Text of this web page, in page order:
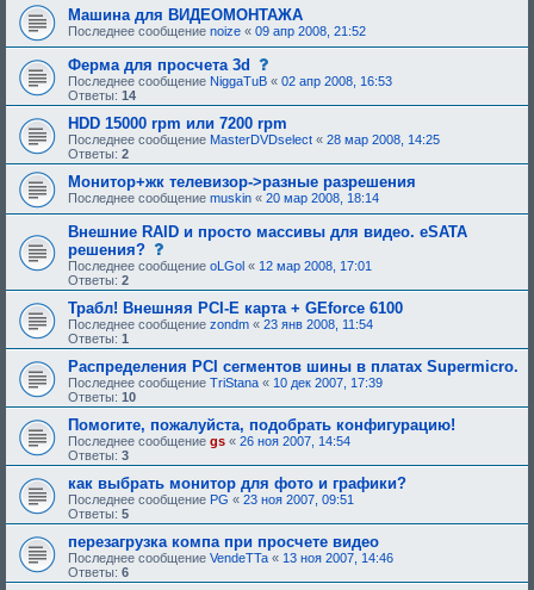
Машина для ВИДЕОМОНТАЖА
Последнее сообщение noize « 09 апр 2008, 21:52
Ферма для просчета 3d
о
б
щ
е
н
и
е
,
т
р
е
у
щ
е
е
о
д
о
б
р
е
н
и
я
:
Последнее сообщение NiggaTuB « 02 апр 2008, 16:53
Ответы: 14
HDD 15000 rpm или 7200 rpm
Последнее сообщение MasterDVDselect « 28 мар 2008, 14:25
Ответы: 2
Монитор+жк телевизор->разные разрешения
Последнее сообщение muskin « 20 мар 2008, 18:14
Внешние RAID и просто массивы для видео. eSATA
решения?
о
о
б
щ
е
н
и
е
,
т
р
б
у
е
е
о
б
Последнее сообщение oLGol « 12 мар 2008, 17:01
Ответы: 2
Трабл! Внешняя PCI-E карта + GEforce 6100
Последнее сообщение zondm « 23 янв 2008, 11:54
Ответы: 1
Распределения PCI сегментов шины в платах Supermicro.
Последнее сообщение TriStana « 10 дек 2007, 17:39
Ответы: 10
Помогите, пожалуйста, подобрать конфигурацию!
Последнее сообщение gs « 26 ноя 2007, 14:54
Ответы: 3
как выбрать монитор для фото и графики?
Последнее сообщение PG « 23 ноя 2007, 09:51
Ответы: 5
перезагрузка компа при просчете видео
Последнее сообщение VendeTTa « 13 ноя 2007, 14:46
Ответы: 6